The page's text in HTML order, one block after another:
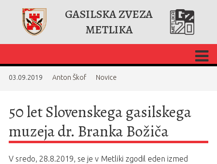
GASILSKA ZVEZA
METLIKA
03.09.2019 Anton Škof Novice
50 let Slovenskega gasilskega
muzeja dr. Branka Božiča
V sredo, 28.8.2019, se je v Metliki zgodil eden izmed